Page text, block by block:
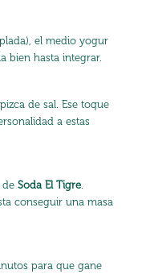
el medio yogur
bien hasta integrar.
de sal. Ese toque
a estas
de Soda El Tigre.
conseguir una masa
para que gane